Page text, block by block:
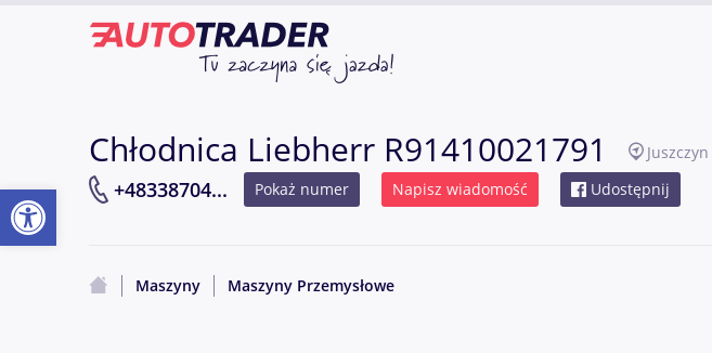
Chłodnica Liebherr R91410021791 Juszczyn
+48338704... Pokaż numer Napisz wiadomość Udostępnij
Maszyny Maszyny Przemysłowe
Otwórz pasek narzędzi